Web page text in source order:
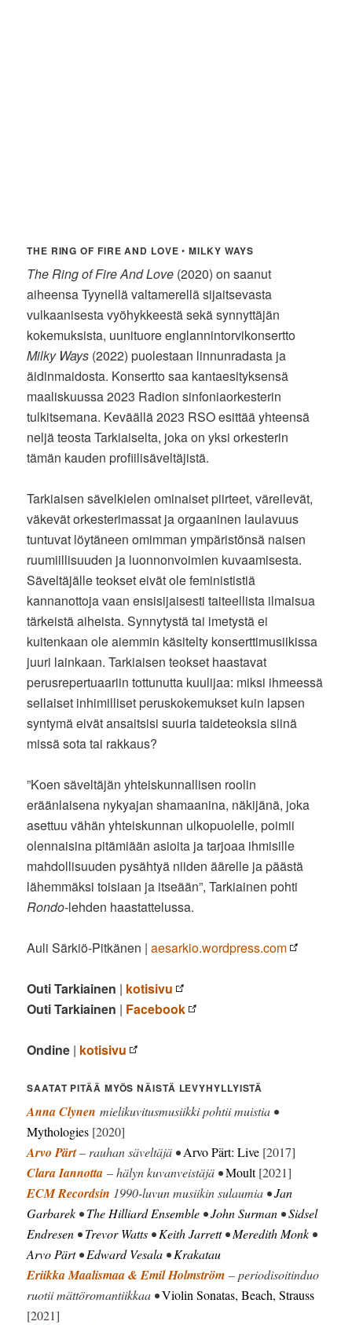
THE RING OF FIRE AND LOVE •MILKY WAYS
The Ring of Fire And Love (2020) on saanut
aiheensa Tyynellä valtamerellä sijaitsevasta
vulkaanisesta vyöhykkeestä sekä synnyttäjän
kokemuksista, uunituore englannintorvikonsertto
Milky Ways (2022) puolestaan linnunradasta ja
äidinmaidosta. Konsertto saa kantaesityksensä
maaliskuussa 2023 Radion sinfoniaorkesterin
tulkitsemana. Keväällä 2023 RSO esittää yhteensä
neljä teosta Tarkiaiselta, joka on yksi orkesterin
tämän kauden profiilisäveltäjistä.
Tarkiaisen sävelkielen ominaiset piirteet, väreilevät,
väkevät orkesterimassat ja orgaaninen laulavuus
tuntuvat löytäneen omimman ympäristönsä naisen
ruumiillisuuden ja luonnonvoimien kuvaamisesta.
Säveltäjälle teokset eivät ole feminististiä
kannanottoja vaan ensisijaisesti taiteellista ilmaisua
tärkeistä aiheista. Synnytystä tai imetystä ei
kuitenkaan ole aiemmin käsitelty konserttimusiikissa
juuri lainkaan. Tarkiaisen teokset haastavat
perusrepertuaariin tottunutta kuulijaa: miksi ihmeessä
sellaiset inhimilliset peruskokemukset kuin lapsen
syntymä eivät ansaitsisi suuria taideteoksia siinä
missä sota tai rakkaus?
”Koen säveltäjän yhteiskunnallisen roolin
eräänlaisena nykyajan shamaanina, näkijänä, joka
asettuu vähän yhteiskunnan ulkopuolelle, poimii
olennaisina pitämiään asioita ja tarjoaa ihmisille
mahdollisuuden pysähtyä niiden äärelle ja päästä
lähemmäksi toisiaan ja itseään”, Tarkiainen pohti
Rondo-lehden haastattelussa.
Auli Särkiö-Pitkänen |aesarkio.wordpress.com
Outi Tarkiainen | kotisivu
Outi Tarkiainen | Facebook
Ondine | kotisivu
SAATAT PITÄÄ MYÖS NÄISTÄ LEVYHYLLYISTÄ
Anna Clynen mielikuvitusmusiikki pohtii muistia •
Mythologies [2020]
Arvo Pärt– rauhan säveltäjä •Arvo Pärt: Live [2017]
Clara Iannotta – hälyn kuvanveistäjä •Moult[2021]
ECM Recordsin 1990-luvun musiikin sulaumia •Jan
Garbarek •The Hilliard Ensemble •John Surman •Sidsel
Endresen •Trevor Watts •Keith Jarrett•Meredith Monk •
Arvo Pärt•Edward Vesala •Krakatau
Eriikka Maalismaa & Emil Holmström – periodisoitinduo
ruotii mättöromantiikkaa •Violin Sonatas, Beach, Strauss
[2021]